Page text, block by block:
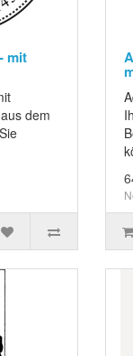
mit
dem